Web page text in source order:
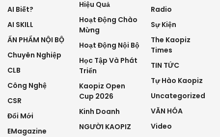
AI Biết?
AI SKILL
ẤN PHẨM NỘI BỘ
Chuyên Nghiệp
CLB
Công Nghệ
CSR
Đổi Mới
EMagazine
Hiệu Quả
Hoạt Động Chào
Mừng
Hoạt Động Nội Bộ
Học Tập Và Phát
Triển
Kaopiz Open
Cup 2026
Kinh Doanh
NGƯỜI KAOPIZ
Radio
Sự Kiện
The Kaopiz
Times
TIN TỨC
Tự Hào Kaopiz
Uncategorized
VĂN HÓA
Video